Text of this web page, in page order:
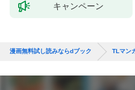
キャンペーン
漫画無料試し読みならdブック TLマン